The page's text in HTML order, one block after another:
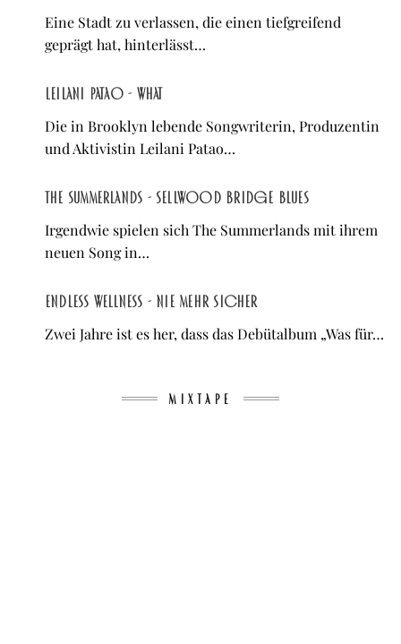
Eine Stadt zu verlassen, die einen tiefgreifend
geprägt hat, hinterlässt…
Leilani Patao - what
Die in Brooklyn lebende Songwriterin, Produzentin
und Aktivistin Leilani Patao…
The Summerlands - Sellwood Bridge Blues
Irgendwie spielen sich The Summerlands mit ihrem
neuen Song in…
Endless Wellness - Nie mehr sicher
Zwei Jahre ist es her, dass das Debütalbum „Was für…
MIXTAPE